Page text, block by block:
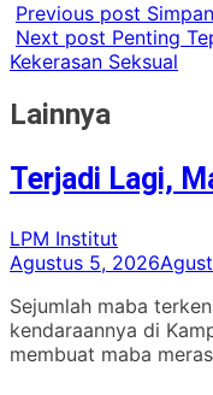
Previous post
Next post Penting
Kekerasan Seksual
Lainnya
Terjadi Lagi,
LPM Institut
Agustus 5, 2026
Sejumlah maba
kendaraannya di
membuat maba